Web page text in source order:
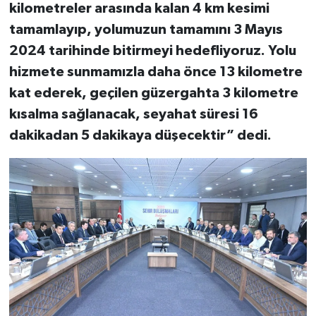
kilometreler arasında kalan 4 km kesimi
tamamlayıp, yolumuzun tamamını 3 Mayıs
2024 tarihinde bitirmeyi hedefliyoruz. Yolu
hizmete sunmamızla daha önce 13 kilometre
kat ederek, geçilen güzergahta 3 kilometre
kısalma sağlanacak, seyahat süresi 16
dakikadan 5 dakikaya düşecektir” dedi.